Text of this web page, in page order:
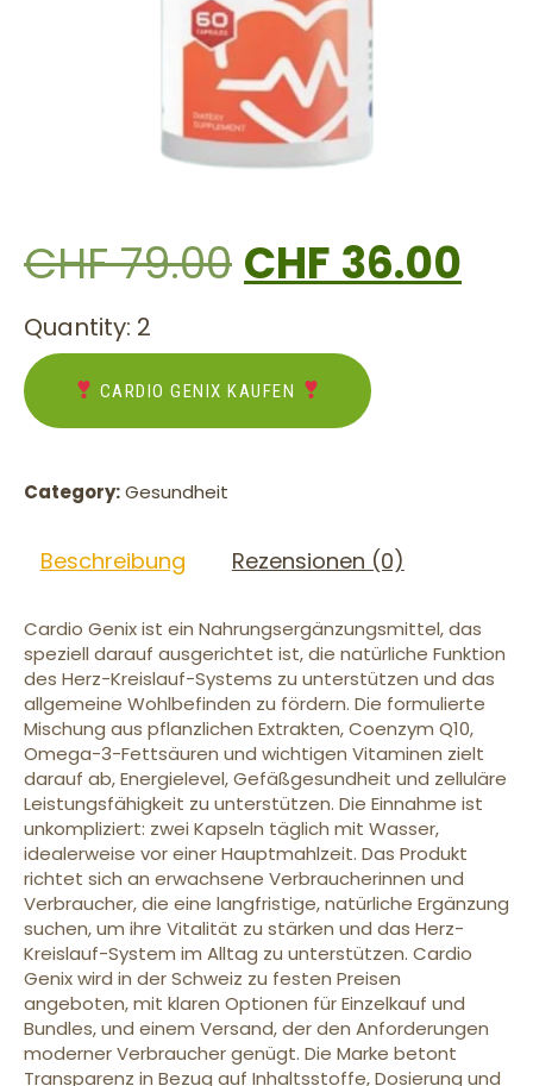
CHF79.00CHF36.00
Quantity: 2
CARDIO GENIX KAUFEN
Category:Gesundheit
Beschreibung Rezensionen (0)
Cardio Genix ist ein Nahrungsergänzungsmittel, das
speziell darauf ausgerichtet ist, die natürliche Funktion
des Herz-Kreislauf-Systems zu unterstützen und das
allgemeine Wohlbefinden zu fördern. Die formulierte
Mischung aus pflanzlichen Extrakten, Coenzym Q10,
Omega-3-Fettsäuren und wichtigen Vitaminen zielt
darauf ab, Energielevel, Gefäßgesundheit und zelluläre
Leistungsfähigkeit zu unterstützen. Die Einnahme ist
unkompliziert: zwei Kapseln täglich mit Wasser,
idealerweise vor einer Hauptmahlzeit. Das Produkt
richtet sich an erwachsene Verbraucherinnen und
Verbraucher, die eine langfristige, natürliche Ergänzung
suchen, um ihre Vitalität zu stärken und das Herz-
Kreislauf-System im Alltag zu unterstützen. Cardio
Genix wird in der Schweiz zu festen Preisen
angeboten, mit klaren Optionen für Einzelkauf und
Bundles, und einem Versand, der den Anforderungen
moderner Verbraucher genügt. Die Marke betont
Transparenz in Bezug auf Inhaltsstoffe, Dosierung und